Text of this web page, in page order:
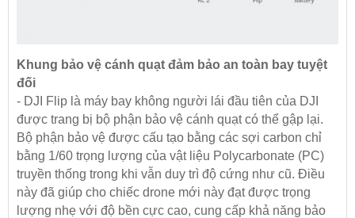
Khung bảo vệ cánh quạt đảm bảo an toàn bay tuyệt
đối
- DJI Flip là máy bay không người lái đầu tiên của DJI
được trang bị bộ phận bảo vệ cánh quạt có thể gập lại.
Bộ phận bảo vệ được cấu tạo bằng các sợi carbon chỉ
bằng 1/60 trọng lượng của vật liệu Polycarbonate (PC)
truyền thống trong khi vẫn duy trì độ cứng như cũ. Điều
này đã giúp cho chiếc drone mới này đạt được trọng
lượng nhẹ với độ bền cực cao, cung cấp khả năng bảo